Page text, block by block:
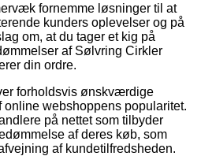
fornemme løsninger til at
kunders oplevelser og på
om, at du tager et kig på
af Sølvring Cirkler
din ordre.
forholdsvis ønskværdige
online webshoppens popularitet.
på nettet som tilbyder
af deres køb, som
af kundetilfredsheden.